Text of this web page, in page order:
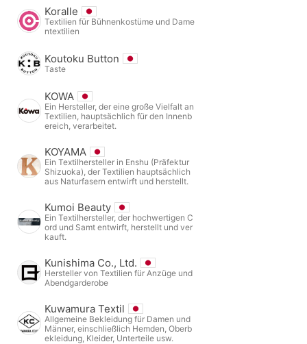
Koralle
Textilien für Bühnenkostüme und Dame
ntextilien
Koutoku Button
Taste
KOWA
Ein Hersteller, der eine große Vielfalt an
Textilien, hauptsächlich für den Innenb
ereich, verarbeitet.
KOYAMA
Ein Textilhersteller in Enshu (Präfektur
Shizuoka), der Textilien hauptsächlich
aus Naturfasern entwirft und herstellt.
Kumoi Beauty
Ein Textilhersteller, der hochwertigen C
ord und Samt entwirft, herstellt und ver
kauft.
Kunishima Co., Ltd.
Hersteller von Textilien für Anzüge und
Abendgarderobe
Kuwamura Textil
Allgemeine Bekleidung für Damen und
Männer, einschließlich Hemden, Oberb
ekleidung, Kleider, Unterteile usw.